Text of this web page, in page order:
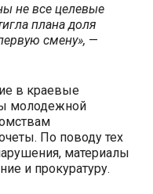
не все целевые
плана доля
смену», —
в краевые
молодежной
По поводу тех
материалы
и прокуратуру.